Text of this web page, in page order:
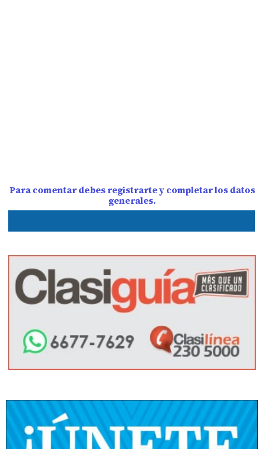
Para comentar debes registrarte y completar los datos
generales.